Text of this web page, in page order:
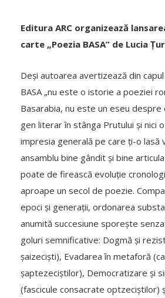
Editura ARC organizează
carte „Poezia BASA” de Lucia
Deși autoarea avertizează din
BASA „nu este o istorie a poeziei
Basarabia, nu este un eseu despre
gen literar în stânga Prutului și nici
impresia generală pe care ți-o lasă
ansamblu bine gândit și bine
poate de firească evoluție
aproape un secol de poezie.
epoci și generații, ordonarea
anumită succesiune sporește
goluri semnificative: Dogmă și
șaizeciști), Evadarea în metaforă
șaptezeciștilor), Democratizare și
(fascicule consacrate optzeciștilor)